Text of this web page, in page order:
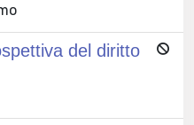
del diritto